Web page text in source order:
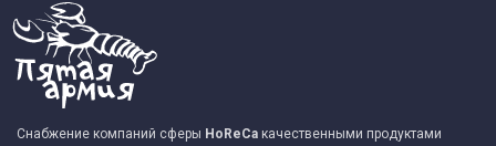
Снабжение компаний сферы HoReCa качественными продуктами